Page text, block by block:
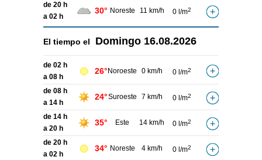
de 20 h
a 02 h
30° Noreste 11 km/h 0 l/m2
El tiempo el Domingo 16.08.2026
de 02 h
a 08 h
26° Noroeste 0 km/h 0 l/m2
de 08 h
a 14 h
24°Suroeste 7 km/h 0 l/m2
de 14 h
a 20 h
35° Este 14 km/h 0 l/m2
de 20 h
a 02 h
34° Noreste 4 km/h 0 l/m2